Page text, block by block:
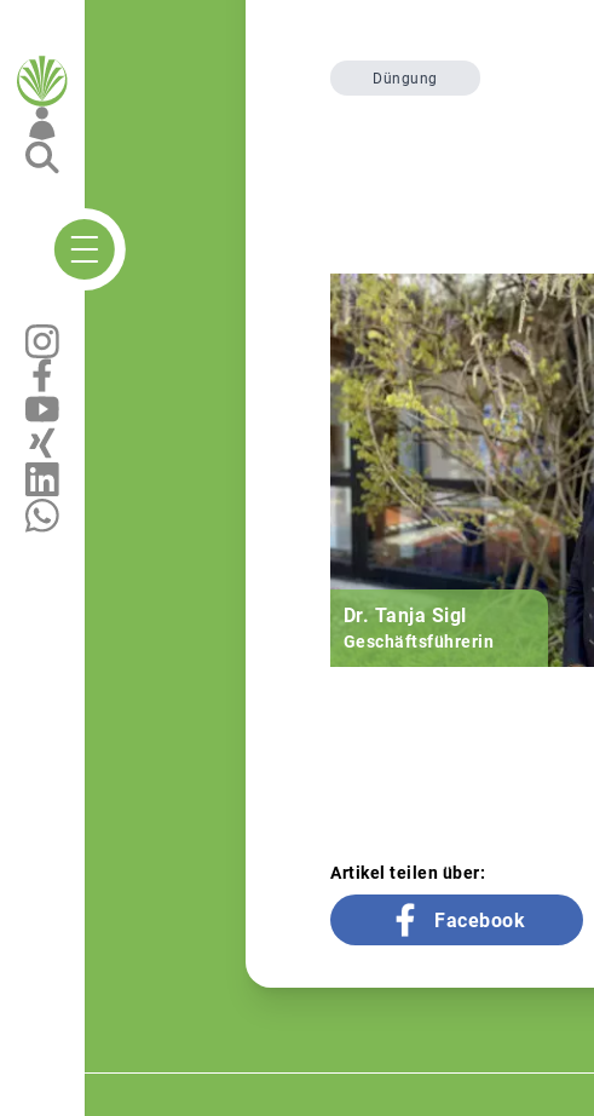
Düngung
Dr. Tanja Sigl
Geschäftsführerin
Artikel teilen über:
Facebook